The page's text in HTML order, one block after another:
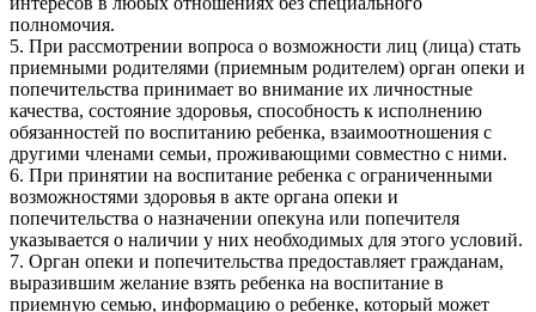
полномочия.
5. При рассмотрении вопроса о возможности лиц (лица) стать
приемными родителями (приемным родителем) орган опеки и
попечительства принимает во внимание их личностные
качества, состояние здоровья, способность к исполнению
обязанностей по воспитанию ребенка, взаимоотношения с
другими членами семьи, проживающими совместно с ними.
6. При принятии на воспитание ребенка с ограниченными
возможностями здоровья в акте органа опеки и
попечительства о назначении опекуна или попечителя
указывается о наличии у них необходимых для этого условий.
7. Орган опеки и попечительства предоставляет гражданам,
выразившим желание взять ребенка на воспитание в
приемную семью, информацию о ребенке, который может